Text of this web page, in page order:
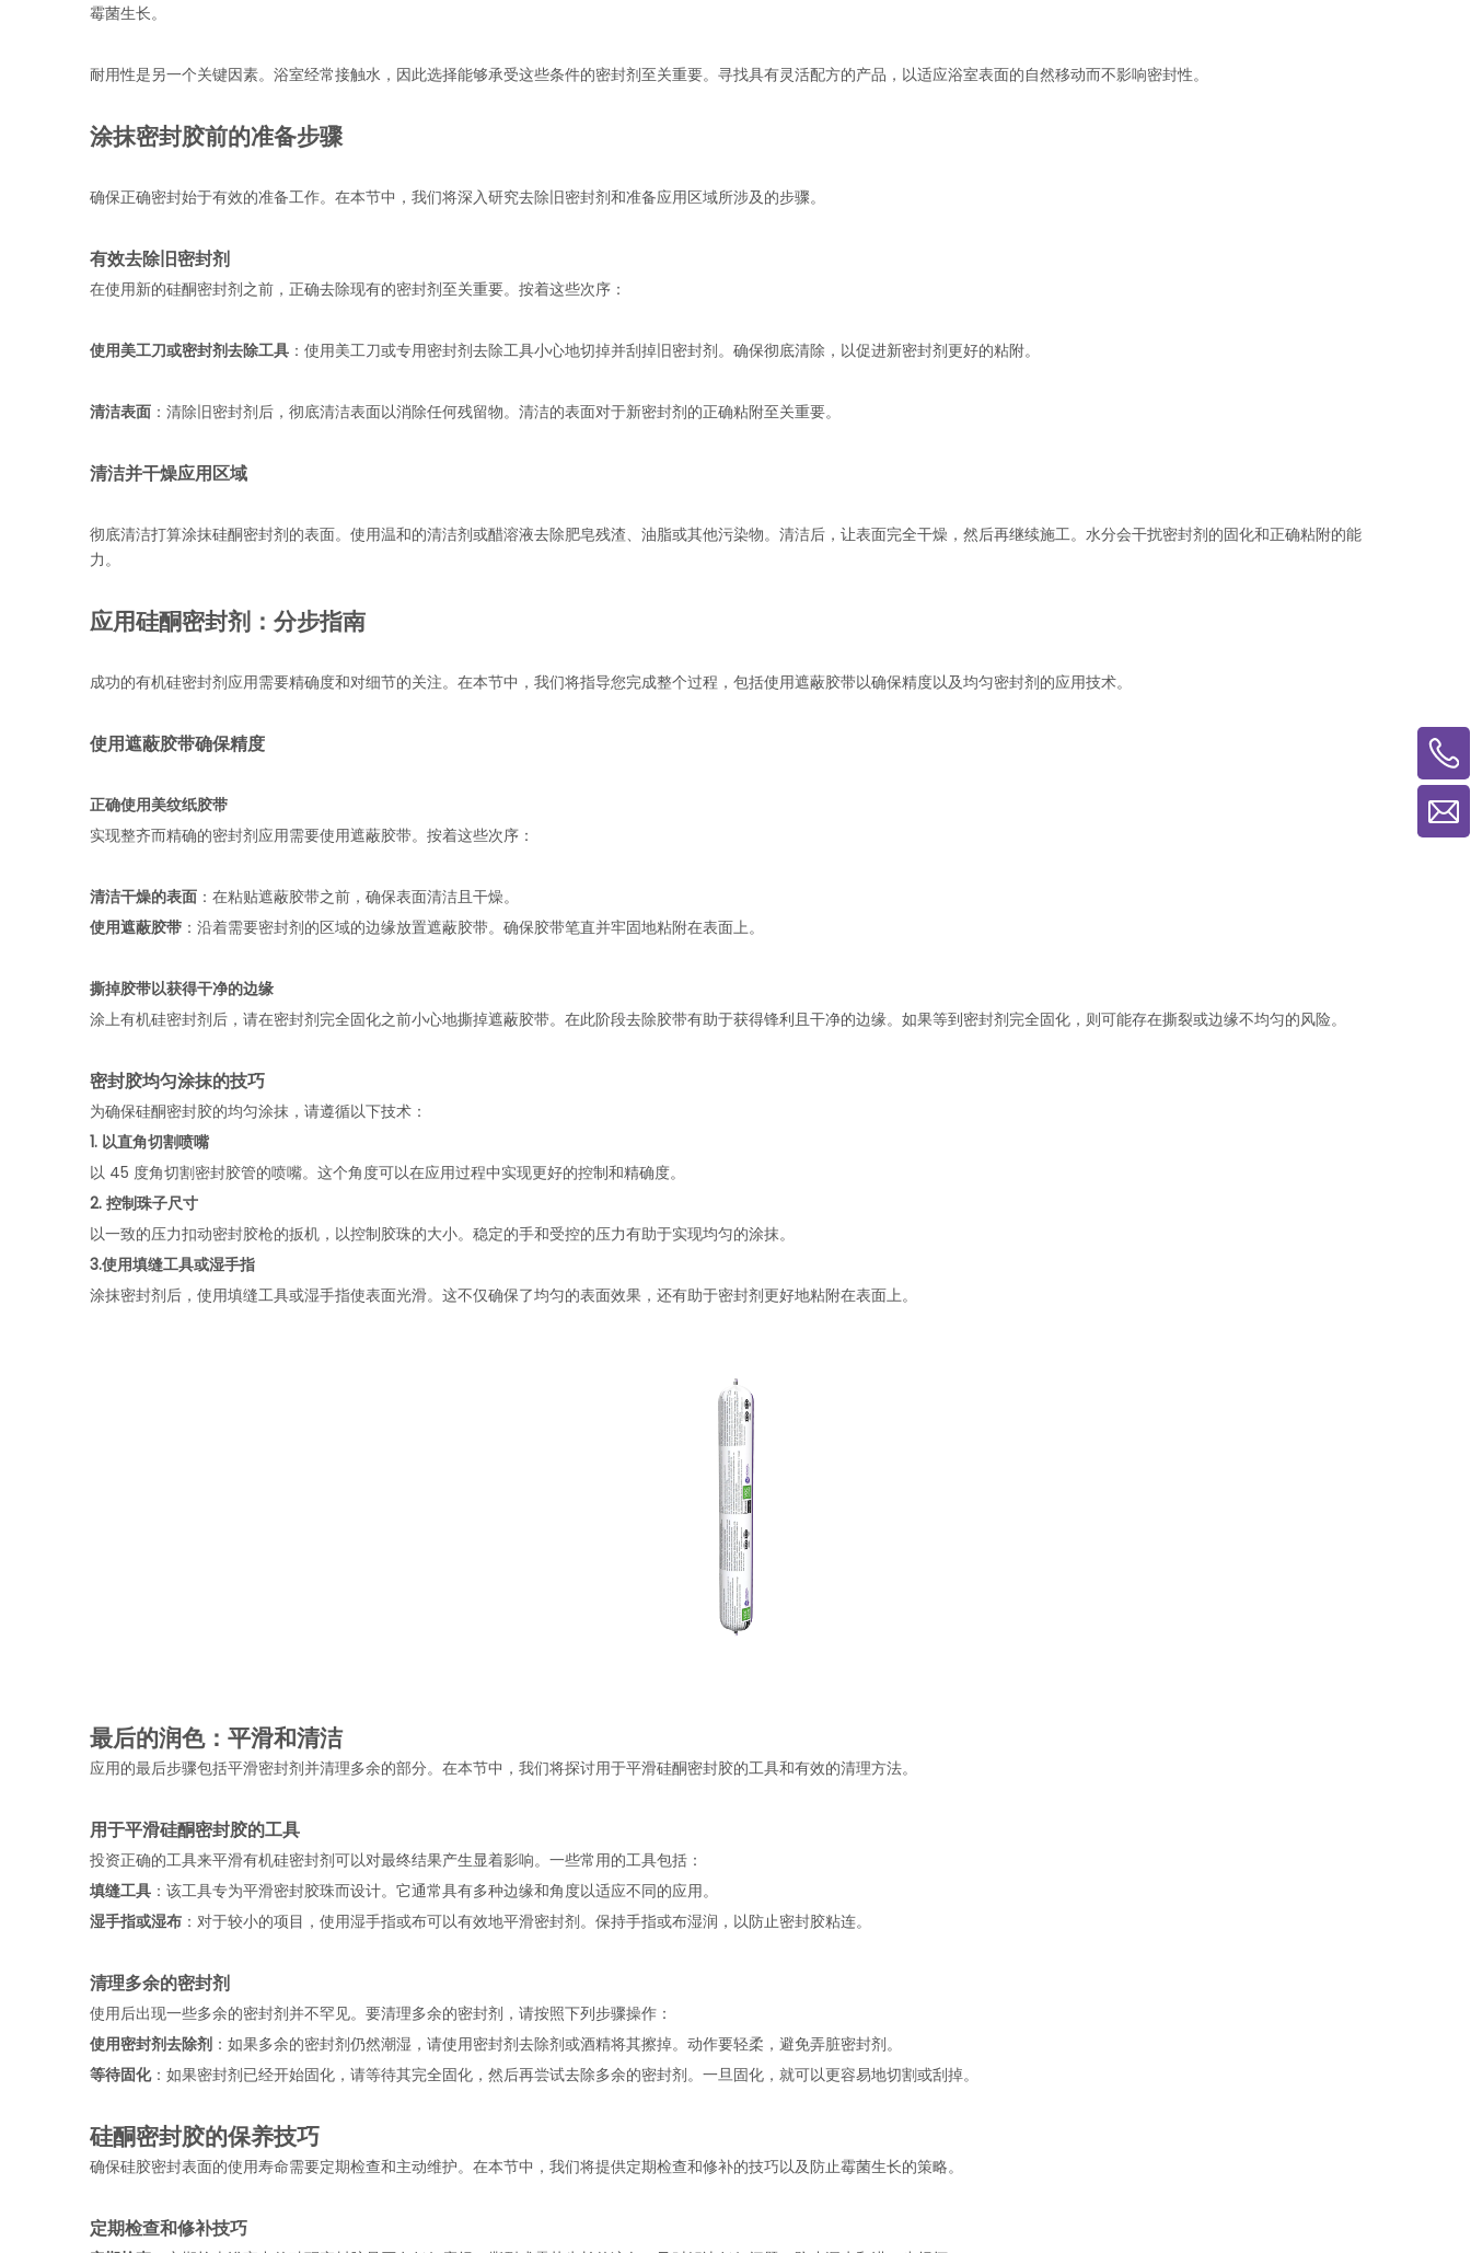
霉菌生长。
耐用性是另一个关键因素。浴室经常接触水，因此选择能够承受这些条件的密封剂至关重要。寻找具有灵活配方的产品，以适应浴室表面的自然移动而不影响密封性。
涂抹密封胶前的准备步骤
确保正确密封始于有效的准备工作。在本节中，我们将深入研究去除旧密封剂和准备应用区域所涉及的步骤。
有效去除旧密封剂
在使用新的硅酮密封剂之前，正确去除现有的密封剂至关重要。按着这些次序：
使用美工刀或密封剂去除工具 ：使用美工刀或专用密封剂去除工具小心地切掉并刮掉旧密封剂。确保彻底清除，以促进新密封剂更好的粘附。
清洁表面 ：清除旧密封剂后，彻底清洁表面以消除任何残留物。清洁的表面对于新密封剂的正确粘附至关重要。
清洁并干燥应用区域
彻底清洁打算涂抹硅酮密封剂的表面。使用温和的清洁剂或醋溶液去除肥皂残渣、油脂或其他污染物。清洁后，让表面完全干燥，然后再继续施工。水分会干扰密封剂的固化和正确粘附的能
力。
应用硅酮密封剂：分步指南
成功的有机硅密封剂应用需要精确度和对细节的关注。在本节中，我们将指导您完成整个过程，包括使用遮蔽胶带以确保精度以及均匀密封剂的应用技术。
使用遮蔽胶带确保精度
正确使用美纹纸胶带
实现整齐而精确的密封剂应用需要使用遮蔽胶带。按着这些次序：
清洁干燥的表面 ：在粘贴遮蔽胶带之前，确保表面清洁且干燥。
使用遮蔽胶带 ：沿着需要密封剂的区域的边缘放置遮蔽胶带。确保胶带笔直并牢固地粘附在表面上。
撕掉胶带以获得干净的边缘
涂上有机硅密封剂后，请在密封剂完全固化之前小心地撕掉遮蔽胶带。在此阶段去除胶带有助于获得锋利且干净的边缘。如果等到密封剂完全固化，则可能存在撕裂或边缘不均匀的风险。
密封胶均匀涂抹的技巧
为确保硅酮密封胶的均匀涂抹，请遵循以下技术：
1. 以直角切割喷嘴
以 45 度角切割密封胶管的喷嘴。这个角度可以在应用过程中实现更好的控制和精确度。
2. 控制珠子尺寸
以一致的压力扣动密封胶枪的扳机，以控制胶珠的大小。稳定的手和受控的压力有助于实现均匀的涂抹。
3.使用填缝工具或湿手指
涂抹密封剂后，使用填缝工具或湿手指使表面光滑。这不仅确保了均匀的表面效果，还有助于密封剂更好地粘附在表面上。
最后的润色：平滑和清洁
应用的最后步骤包括平滑密封剂并清理多余的部分。在本节中，我们将探讨用于平滑硅酮密封胶的工具和有效的清理方法。
用于平滑硅酮密封胶的工具
投资正确的工具来平滑有机硅密封剂可以对最终结果产生显着影响。一些常用的工具包括：
填缝工具 ：该工具专为平滑密封胶珠而设计。它通常具有多种边缘和角度以适应不同的应用。
湿手指或湿布 ：对于较小的项目，使用湿手指或布可以有效地平滑密封剂。保持手指或布湿润，以防止密封胶粘连。
清理多余的密封剂
使用后出现一些多余的密封剂并不罕见。要清理多余的密封剂，请按照下列步骤操作：
使用密封剂去除剂 ：如果多余的密封剂仍然潮湿，请使用密封剂去除剂或酒精将其擦掉。动作要轻柔，避免弄脏密封剂。
等待固化：如果密封剂已经开始固化，请等待其完全固化，然后再尝试去除多余的密封剂。一旦固化，就可以更容易地切割或刮掉。
硅酮密封胶的保养技巧
确保硅胶密封表面的使用寿命需要定期检查和主动维护。在本节中，我们将提供定期检查和修补的技巧以及防止霉菌生长的策略。
定期检查和修补技巧